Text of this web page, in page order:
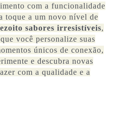
com a funcionalidade
toque a um novo nível de
sabores irresistíveis,
você personalize suas
únicos de conexão,
e descubra novas
com a qualidade e a